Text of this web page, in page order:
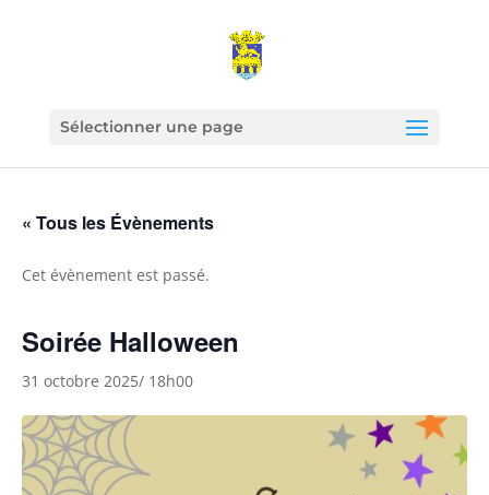
Sélectionner une page
« Tous les Évènements
Cet évènement est passé.
Soirée Halloween
31 octobre 2025/ 18h00